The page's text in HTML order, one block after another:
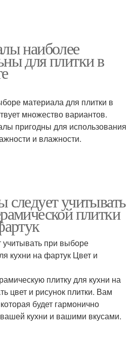
наиболее
для плитки в
материала для плитки в
множество вариантов.
пригодны для использования
и влажности.
следует учитывать
плитки
учитывать при выборе
кухни на фартук Цвет и
плитку для кухни на
цвет и рисунок плитки. Вам
будет гармонично
кухни и вашими вкусами.